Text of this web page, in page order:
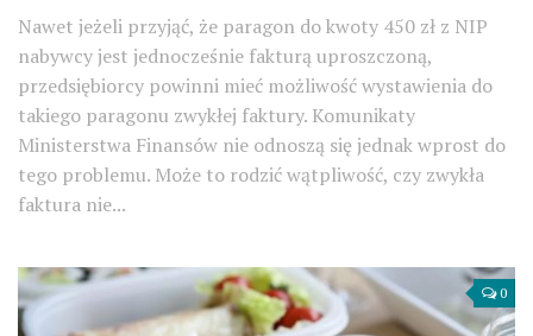
Nawet jeżeli przyjąć, że paragon do kwoty 450 zł z NIP
nabywcy jest jednocześnie fakturą uproszczoną,
przedsiębiorcy powinni mieć możliwość wystawienia do
takiego paragonu zwykłej faktury. Komunikaty
Ministerstwa Finansów nie odnoszą się jednak wprost do
tego problemu. Może to rodzić wątpliwość, czy zwykła
faktura nie...
0